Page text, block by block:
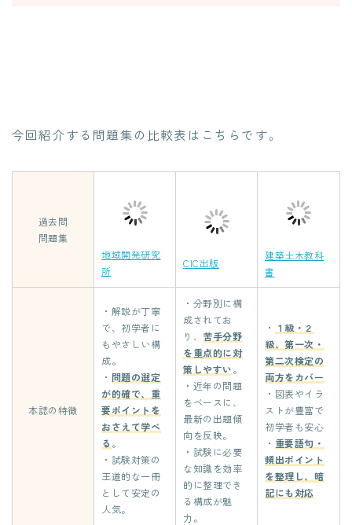
今回紹介する問題集の比較表はこちらです。
過去問
問題集
地域開発研究
所
CIC出版
建築土木教科
書
本誌の特徴
・解説が丁寧
で、初学者に
もやさしい構
成。
・ 問題の選定
が的確で、重
要ポイントを
おさえて学べ
る 。
・試験対策の
王道的な一冊
として安定の
人気。
・分野別に構
成されてお
り、 苦手分野
を重点的に対
策 しやすい。
・近年の問題
をベースに、
最新の出題傾
向を反映。
・試験に必要
な知識を効率
的に整理でき
る構成が魅
力。
・ １級・２
級、第一次・
第二次検定の
両方をカバー
・図表やイラ
ストが豊富で
初学者も安心
・ 重要語句・
頻出ポイント
を整理し、暗
記にも対応